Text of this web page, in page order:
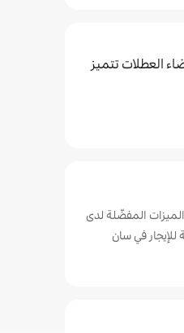
العطلات تتميز
المفضّلة لدى
للإيجار في سان